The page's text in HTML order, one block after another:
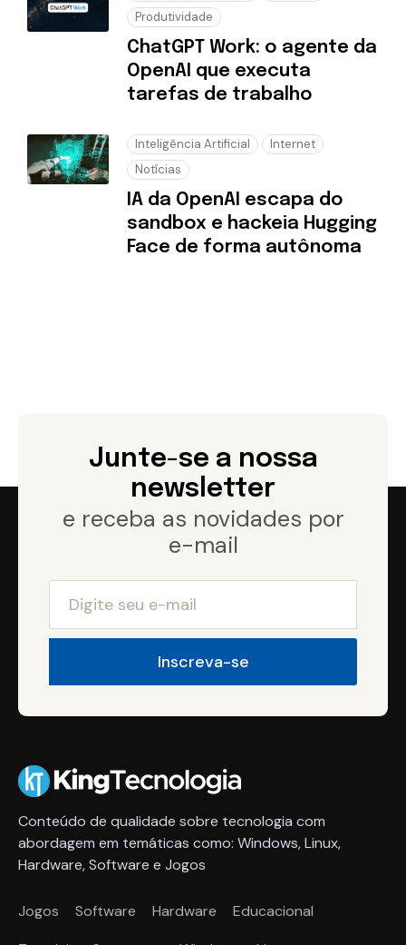
Produtividade
ChatGPT Work: o agente da
OpenAI que executa
tarefas de trabalho
Inteligência Artificial
Internet
Notícias
IA da OpenAI escapa do
sandbox e hackeia Hugging
Face de forma autônoma
Junte-se a nossa
newsletter
e receba as novidades por
e-mail
Conteúdo de qualidade sobre tecnologia com
abordagem em temáticas como: Windows, Linux,
Hardware, Software e Jogos
Jogos Software Hardware
Educacional